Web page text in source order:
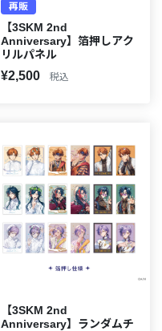
再販
【3SKM 2nd
Anniversary】箔押しアク
リルパネル
¥2,500 税込
【3SKM 2nd
Anniversary】ランダムチ